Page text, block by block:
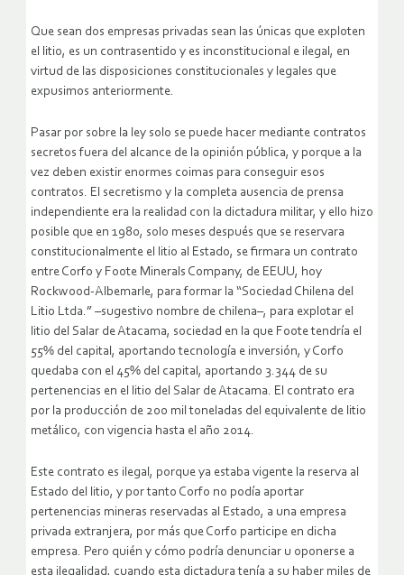
Que sean dos empresas privadas sean las únicas que exploten
el litio, es un contrasentido y es inconstitucional e ilegal, en
virtud de las disposiciones constitucionales y legales que
expusimos anteriormente.
Pasar por sobre la ley solo se puede hacer mediante contratos
secretos fuera del alcance de la opinión pública, y porque a la
vez deben existir enormes coimas para conseguir esos
contratos. El secretismo y la completa ausencia de prensa
independiente era la realidad con la dictadura militar, y ello hizo
posible que en 1980, solo meses después que se reservara
constitucionalmente el litio al Estado, se firmara un contrato
entre Corfo y Foote Minerals Company, de EEUU, hoy
Rockwood-Albemarle, para formar la “Sociedad Chilena del
Litio Ltda.” –sugestivo nombre de chilena–, para explotar el
litio del Salar de Atacama, sociedad en la que Foote tendría el
55% del capital, aportando tecnología e inversión, y Corfo
quedaba con el 45% del capital, aportando 3.344 de su
pertenencias en el litio del Salar de Atacama. El contrato era
por la producción de 200 mil toneladas del equivalente de litio
metálico, con vigencia hasta el año 2014.
Este contrato es ilegal, porque ya estaba vigente la reserva al
Estado del litio, y por tanto Corfo no podía aportar
pertenencias mineras reservadas al Estado, a una empresa
privada extranjera, por más que Corfo participe en dicha
empresa. Pero quién y cómo podría denunciar u oponerse a
esta ilegalidad, cuando esta dictadura tenía a su haber miles de